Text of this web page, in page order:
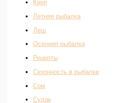
Карп
Летняя рыбалка
Лещ
Осенняя рыбалка
Рецепты
Сезонность в рыбалке
Сом
Судак